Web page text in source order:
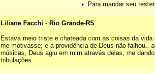
Para mandar seu
Liliane Facchi - Rio Grande-RS
Estava meio triste e chateada com as coisas da
me motivasse; e a providência de Deus não falhou..
músicas, Deus agiu em mim através delas, me
tribulações.